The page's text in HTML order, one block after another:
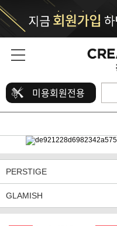
미용회원전용
PERSTIGE
GLAMISH